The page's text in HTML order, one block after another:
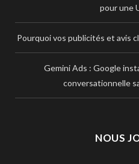
pour une
Pourquoi vos publicités et avis
Gemini Ads : Google
conversationnelle
NOUS